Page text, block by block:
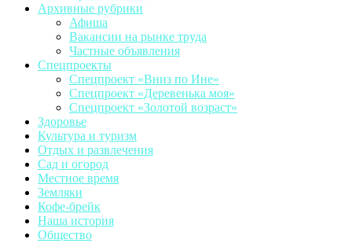
Архивные рубрики
Афиша
Вакансии на рынке труда
Частные объявления
Спецпроекты
Спецпроект «Вниз по Ине»
Спецпроект «Деревенька моя»
Спецпроект «Золотой возраст»
Здоровье
Культура и туризм
Отдых и развлечения
Сад и огород
Местное время
Земляки
Кофе-брейк
Наша история
Общество